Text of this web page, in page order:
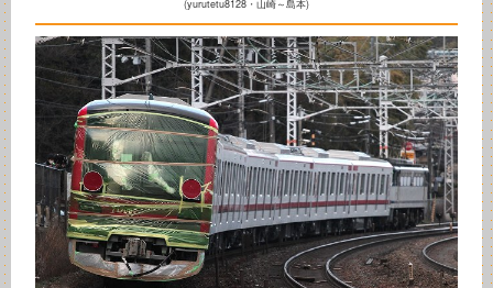
(yurutetu8128・山崎～島本)